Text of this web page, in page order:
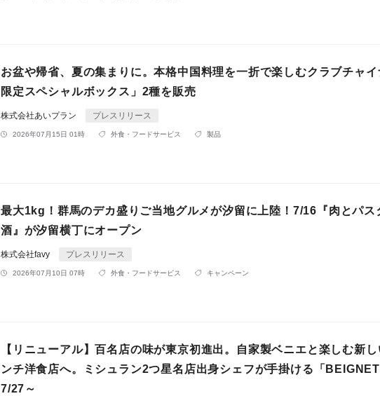
お盆や帰省、夏の集まりに。本格中国料理を一折で楽しむクラブチャ
限定スペシャルボックス」2種を販売
株式会社あいプラン プレスリリース
2026年07月15日 01時 外食・フードサービス 製品
最大1kg！群馬のデカ盛りご当地グルメが汐留に上陸！7/16『肉とパス
酒』が汐留横丁にオープン
株式会社favy プレスリリース
2026年07月10日 07時 外食・フードサービス キャンペーン
【リニューアル】百名店の味が東京初進出。自家製ベニエと楽しむ新
ンチ洋食店へ。ミシュラン2つ星名店出身シェフが手掛ける「
7/27～